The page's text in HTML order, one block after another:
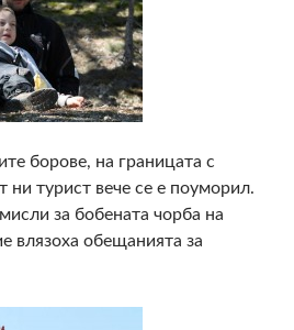
борове, на границата с
ни турист вече се е поуморил.
за бобената чорба на
влязоха обещанията за